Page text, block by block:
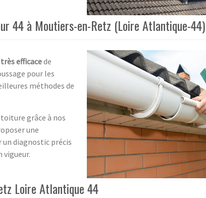
44 à Moutiers-en-Retz (Loire Atlantique-44)
efficacede
pour les
méthodes de
grâce à nos
une
diagnostic précis
Loire Atlantique 44